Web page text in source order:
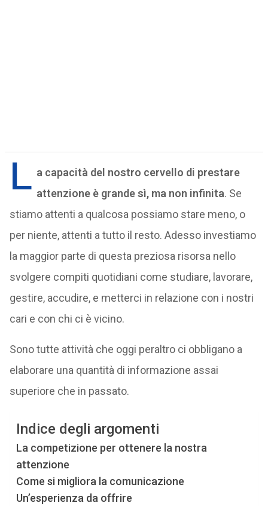
L a capacità del nostro cervello di prestare
attenzione è grande sì, ma non infinita. Se
stiamo attenti a qualcosa possiamo stare meno, o
per niente, attenti a tutto il resto. Adesso investiamo
la maggior parte di questa preziosa risorsa nello
svolgere compiti quotidiani come studiare, lavorare,
gestire, accudire, e metterci in relazione con i nostri
cari e con chi ci è vicino.
Sono tutte attività che oggi peraltro ci obbligano a
elaborare una quantità di informazione assai
superiore che in passato.
Indice degli argomenti
La competizione per ottenere la nostra
attenzione
Come si migliora la comunicazione
Un’esperienza da offrire